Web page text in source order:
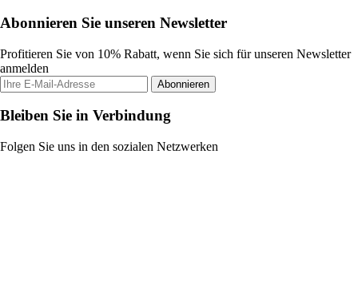
Abonnieren Sie unseren Newsletter
Profitieren Sie von 10% Rabatt, wenn Sie sich für unseren Newsletter
anmelden
Abonnieren
Bleiben Sie in Verbindung
Folgen Sie uns in den sozialen Netzwerken